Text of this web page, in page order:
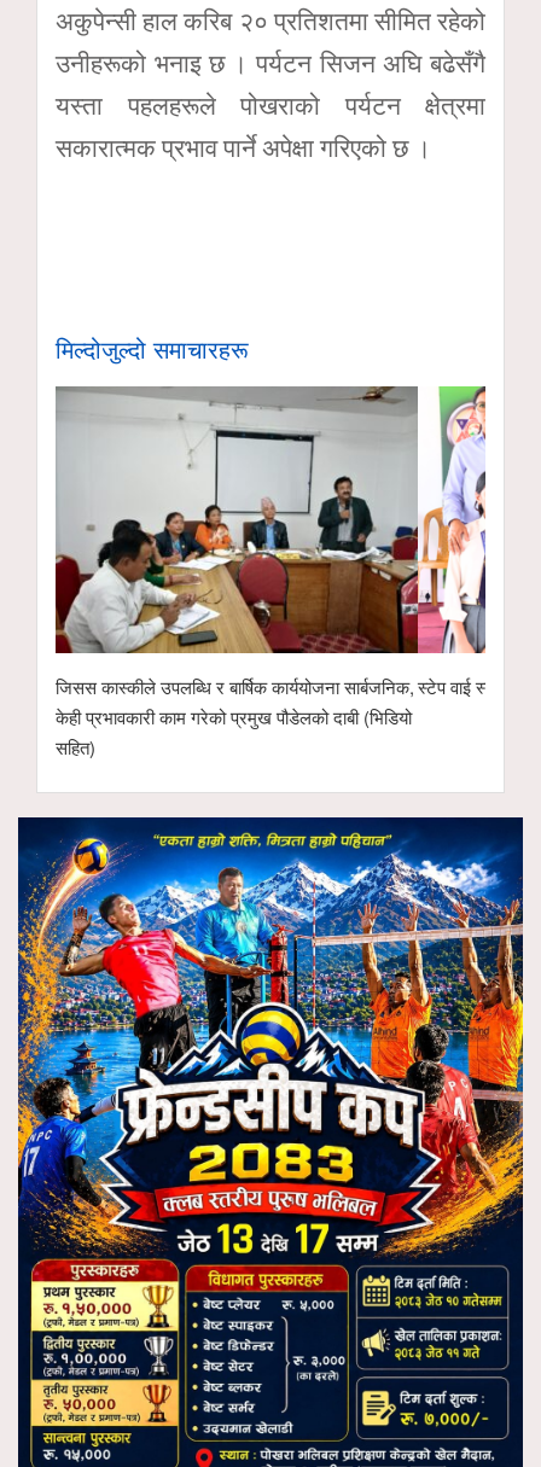
अकुपेन्सी हाल करिब २० प्रतिशतमा सीमित रहेको
उनीहरूको भनाइ छ । पर्यटन सिजन अघि बढेसँगै
यस्ता पहलहरूले पोखराको पर्यटन क्षेत्रमा
सकारात्मक प्रभाव पार्ने अपेक्षा गरिएको छ ।
मिल्दोजुल्दो समाचारहरू
जिसस कास्कीले उपलब्धि र बार्षिक कार्ययोजना सार्बजनिक,
केही प्रभावकारी काम गरेको प्रमुख पौडेलको दाबी (भिडियो
सहित)
स्टेप वाई स्टेप